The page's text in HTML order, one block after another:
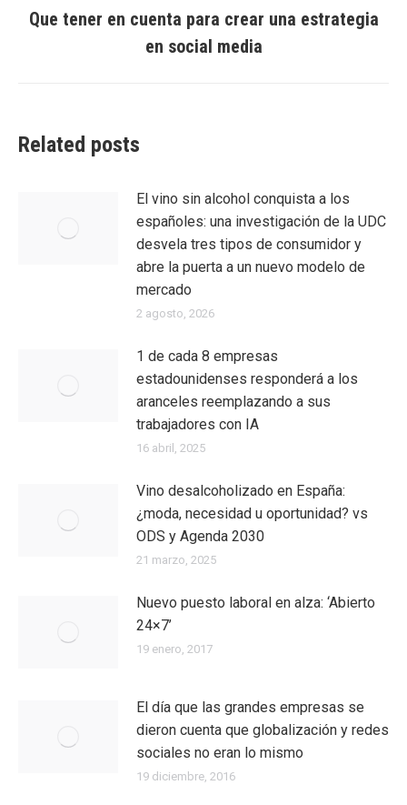
siguiente:
Que tener en cuenta para crear una estrategia
en social media
Related posts
El vino sin alcohol conquista a los
españoles: una investigación de la UDC
desvela tres tipos de consumidor y
abre la puerta a un nuevo modelo de
mercado
2 agosto, 2026
1 de cada 8 empresas
estadounidenses responderá a los
aranceles reemplazando a sus
trabajadores con IA
16 abril, 2025
Vino desalcoholizado en España:
¿moda, necesidad u oportunidad? vs
ODS y Agenda 2030
21 marzo, 2025
Nuevo puesto laboral en alza: ‘Abierto
24×7’
19 enero, 2017
El día que las grandes empresas se
dieron cuenta que globalización y redes
sociales no eran lo mismo
19 diciembre, 2016